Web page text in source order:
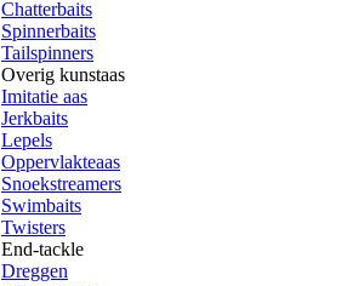
Chatterbaits
Spinnerbaits
Tailspinners
Overig kunstaas
Imitatie aas
Jerkbaits
Lepels
Oppervlakteaas
Snoekstreamers
Swimbaits
Twisters
End-tackle
Dreggen